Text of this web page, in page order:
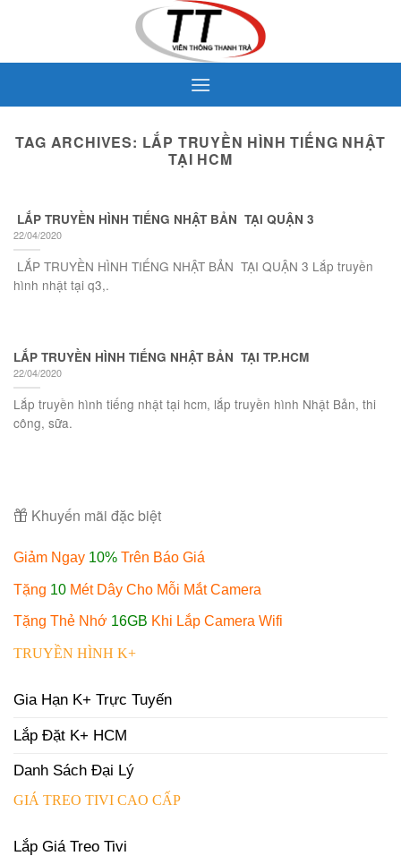
TAG ARCHIVES: LẮP TRUYỀN HÌNH TIẾNG NHẬT
TẠI HCM
LẮP TRUYỀN HÌNH TIẾNG NHẬT BẢN TẠI QUẬN 3
22/04/2020
LẮP TRUYỀN HÌNH TIẾNG NHẬT BẢN TẠI QUẬN 3 Lắp truyền
hình nhật tại q3,.
LẮP TRUYỀN HÌNH TIẾNG NHẬT BẢN TẠI TP.HCM
22/04/2020
Lắp truyền hình tiếng nhật tại hcm, lắp truyền hình Nhật Bản, thi
công, sữa.
Khuyến mãi đặc biệt
Giảm Ngay 10% Trên Báo Giá
Tặng 10 Mét Dây Cho Mỗi Mắt Camera
Tặng Thẻ Nhớ 16GB Khi Lắp Camera Wifi
TRUYỀN HÌNH K+
Gia Hạn K+ Trực Tuyến
Lắp Đặt K+ HCM
Danh Sách Đại Lý
GIÁ TREO TIVI CAO CẤP
Lắp Giá Treo Tivi